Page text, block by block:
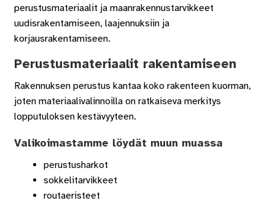
perustusmateriaalit ja maanrakennustarvikkeet
uudisrakentamiseen, laajennuksiin ja
korjausrakentamiseen.
Perustusmateriaalit rakentamiseen
Rakennuksen perustus kantaa koko rakenteen kuorman,
joten materiaalivalinnoilla on ratkaiseva merkitys
lopputuloksen kestävyyteen.
Valikoimastamme löydät muun muassa
perustusharkot
sokkelitarvikkeet
routaeristeet